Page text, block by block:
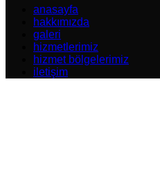
anasayfa
hakkımızda
galeri
hizmetlerimiz
hizmet bölgelerimiz
iletişim